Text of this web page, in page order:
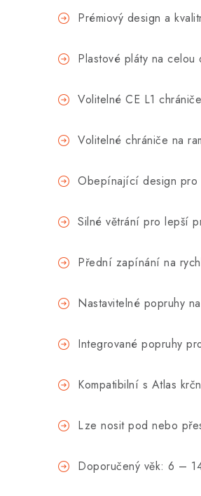
Prémiový design a
Plastové pláty na
Volitelné CE L1
Volitelné chrániče na
Obepínající design pro
Silné větrání pro lepší
Přední zapínání na
Nastavitelné popruhy
Integrované popruhy
Kompatibilní s Atlas
Lze nosit pod nebo
Doporučený věk: 6 –